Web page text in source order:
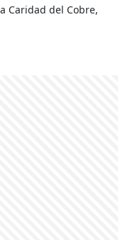
Caridad del Cobre,